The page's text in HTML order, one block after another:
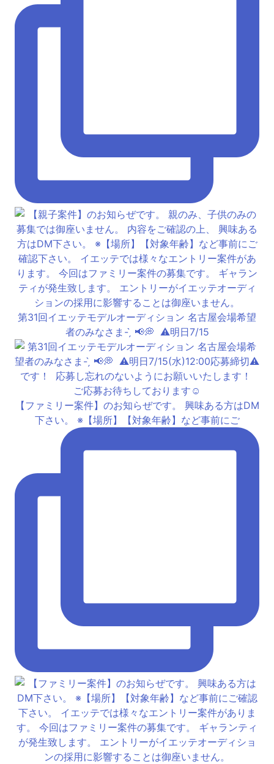
第31回イエッテモデルオーディション 名古屋会場希望
者のみなさま- ̗̀ 📢💭 ⁡ ⚠️明日7/15
【ファミリー案件】のお知らぜです。 興味ある方はDM
下さい。 ※【場所】【対象年齢】など事前にご